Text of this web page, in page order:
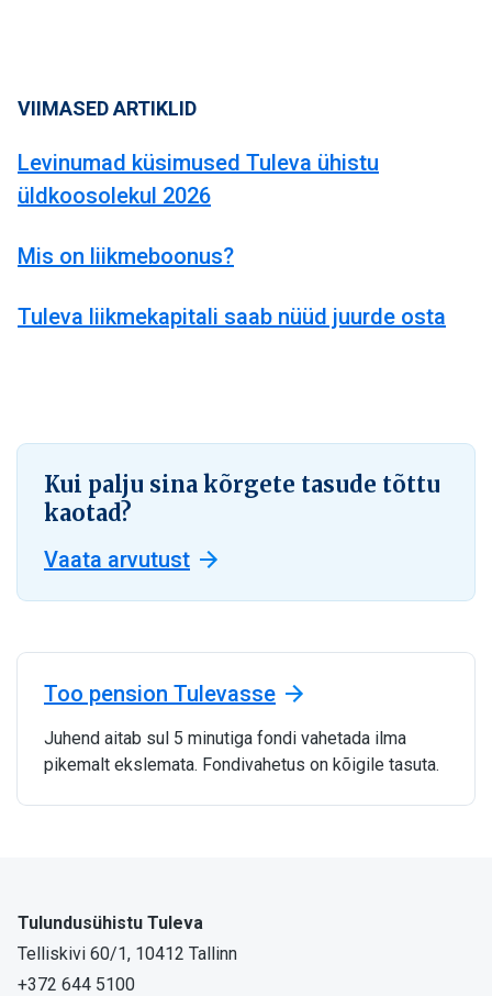
VIIMASED ARTIKLID
Levinumad küsimused Tuleva ühistu
üldkoosolekul 2026
Mis on liikmeboonus?
Tuleva liikmekapitali saab nüüd juurde osta
Kui palju sina kõrgete tasude tõttu
kaotad?
Vaata arvutust
Too pension Tulevasse
Juhend aitab sul 5 minutiga fondi vahetada ilma
pikemalt ekslemata. Fondivahetus on kõigile tasuta.
Tulundusühistu Tuleva
Telliskivi 60/1, 10412 Tallinn
+372 644 5100